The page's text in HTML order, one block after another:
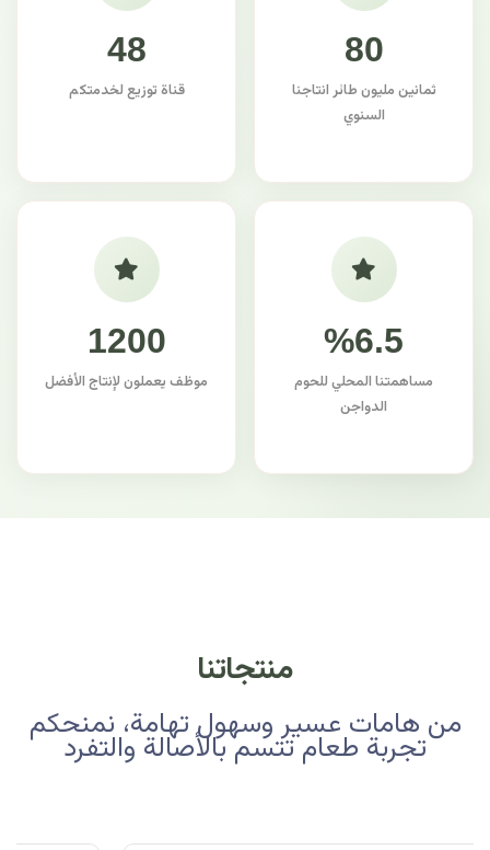
80
ثمانين مليون طائر انتاجنا
السنوي
48
قناة توزيع لخدمتكم
%6.5
مساهمتنا المحلي للحوم
الدواجن
1200
موظف يعملون لإنتاج الأفضل
منتجاتنا
من هامات عسير وسهول تهامة، نمنحكم
تجربة طعام تتسم بالأصالة والتفرد